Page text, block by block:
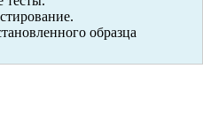
образца